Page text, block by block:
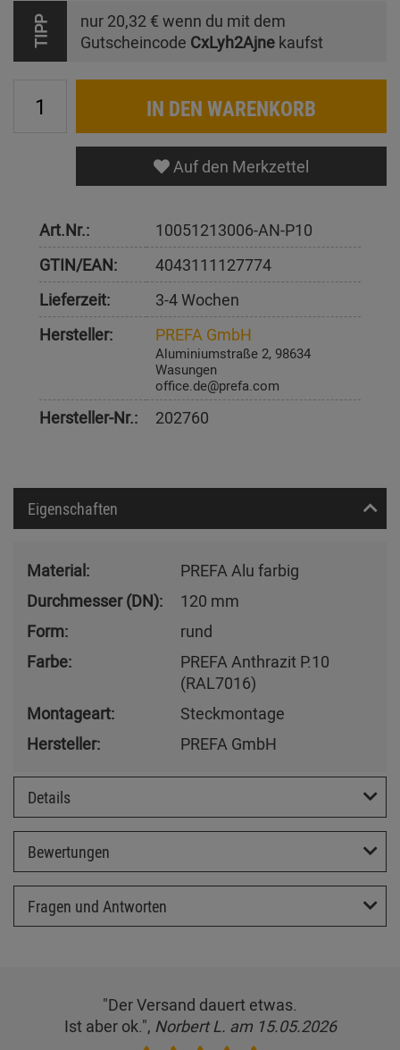
TIPP nur 20,32 € wenn du mit dem
Gutscheincode CxLyh2Ajne kaufst
IN DEN WARENKORB
Auf den Merkzettel
Art.Nr.:
10051213006-AN-P10
GTIN/EAN:
4043111127774
Lieferzeit:
3-4 Wochen
Hersteller:
PREFA GmbH
Aluminiumstraße 2, 98634
Wasungen
office.de@prefa.com
Hersteller-Nr.: 202760
Eigenschaften
Material:
PREFA Alu farbig
Durchmesser (DN):
120 mm
Form:
rund
Farbe:
PREFA Anthrazit P.10
(RAL7016)
Montageart:
Steckmontage
Hersteller:
PREFA GmbH
Details
Bewertungen
Fragen und Antworten
"Der Versand dauert etwas.
Ist aber ok.", Norbert L. am 15.05.2026